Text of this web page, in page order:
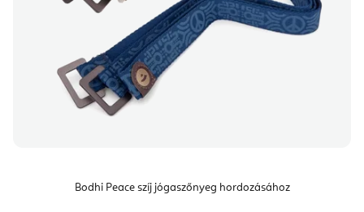
Bodhi Peace szíj jógaszőnyeg hordozásához